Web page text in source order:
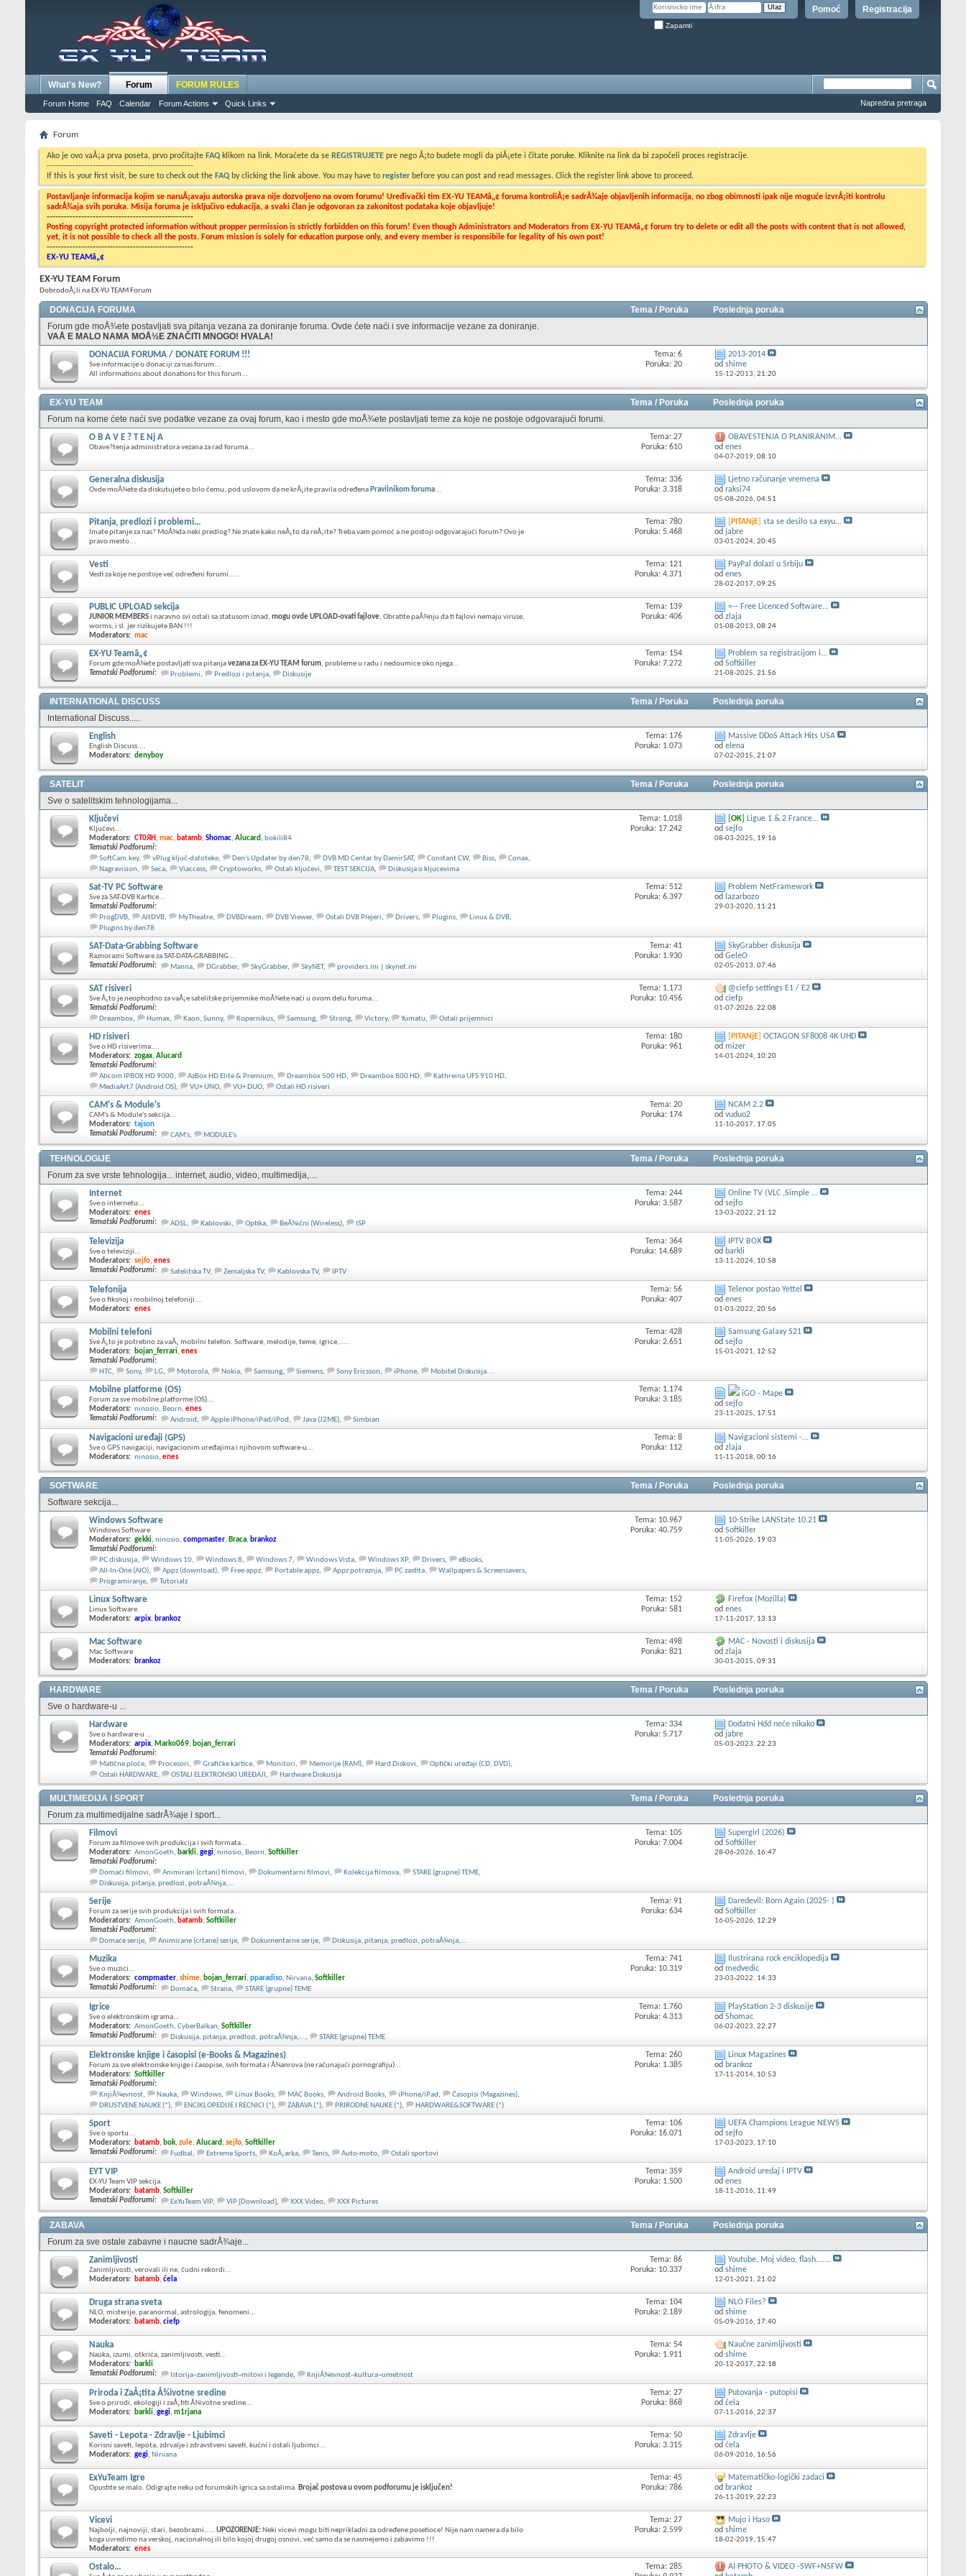
Registracija
Pomoć
Zapamti
What's New? Forum
Forum Home FAQ Calendar Forum Actions Quick Links
FORUM RULES
Napredna pretraga
Forum
Ako je ovo vaÅ¡a prva poseta, prvo pročitajte FAQ klikom na link. Moraćete da se REGISTRUJETE pre nego Å¡to budete mogli da piÅ¡ete i čitate poruke. Kliknite na link da bi započeli proces registracije.
---------------------------------------------------
If this is your first visit, be sure to check out the FAQ by clicking the link above. You may have to register before you can post and read messages. Click the register link above to proceed.
Postavljanje informacija kojim se naruÅ¡avaju autorska prava nije dozvoljeno na ovom forumu! Uređivački tim EX-YU TEAMâ„¢ foruma kontroliÅ¡e sadrÅ¾aje objavljenih informacija, no zbog obimnosti ipak nije moguće izvrÅ¡iti kontrolu
sadrÅ¾aja svih poruka. Misija foruma je isključivo edukacija, a svaki član je odgovoran za zakonitost podataka koje objavljuje!
---------------------------------------------------
Posting copyright protected information without propper permission is strictly forbidden on this forum! Even though Administrators and Moderators from EX-YU TEAMâ„¢ forum try to delete or edit all the posts with content that is not allowed,
yet, it is not possible to check all the posts. Forum mission is solely for education purpose only, and every member is responsibile for legality of his own post!
---------------------------------------------------
EX-YU TEAMâ„¢
EX-YU TEAM Forum
DobrodoÅ¡li na EX-YU TEAM Forum
DONACIJA FORUMA Tema / Poruka
Poslednja poruka
Forum gde moÅ¾ete postavljati sva pitanja vezana za doniranje foruma. Ovde ćete naći i sve informacije vezane za doniranje.
VAÅ E MALO NAMA MOÅ½E ZNAČITI MNOGO! HVALA!
DONACIJA FORUMA / DONATE FORUM !!!
Sve informacije o donaciji za nas forum...
All informations about donations for this forum...
Tema: 6
Poruka: 20
2013-2014
od shime
15-12-2013, 21:20
EX-YU TEAM Tema / Poruka
Poslednja poruka
Forum na kome ćete naći sve podatke vezane za ovaj forum, kao i mesto gde moÅ¾ete postavljati teme za koje ne postoje odgovarajući forumi.
O B A V E ? T E Nj A
Obave?tenja administratora vezana za rad foruma...
Tema: 27
Poruka: 610
OBAVESTENJA O PLANIRANIM...
od enes
04-07-2019, 08:10
Generalna diskusija
Ovde moÅ¾ete da diskutujete o bilo čemu, pod uslovom da ne krÅ¡ite pravila određena Pravilnikom foruma...
Tema: 336
Poruka: 3.318
Ljetno računanje vremena
od raksi74
05-08-2026, 04:51
Pitanja, predlozi i problemi...
Imate pitanje za nas? MoÅ¾da neki predlog? Ne znate kako neÅ¡to da reÅ¡ite? Treba vam pomoć a ne postoji odgovarajući forum? Ovo je
pravo mesto...
Tema: 780
Poruka: 5.468
PITANjE] sta se desilo sa exyu...
od jabre
03-01-2024, 20:45
Vesti
Vesti za koje ne postoje već određeni forumi.....
Tema: 121
Poruka: 4.371
PayPal dolazi u Srbiju
od enes
28-02-2017, 09:25
PUBLIC UPLOAD sekcija
JUNIOR MEMBERSi naravno svi ostali sa statusom iznad, mogu ovde UPLOAD-ovati fajlove.Obratite paÅ¾nju da ti fajlovi nemaju viruse,
worms, i sl. jer rizikujete BAN !!!
Moderators: mac
Tema: 139
Poruka: 406
=-- Free Licenced Software...
od zlaja
01-08-2013, 08:24
EX-YU Teamâ„¢
Forum gde moÅ¾ete postavljati sva pitanjavezana za EX-YU TEAM forum, probleme u radu i nedoumice oko njega...
Tematski Podforumi: Problemi, Predlozi i pitanja, Diskusije
Tema: 154
Poruka: 7.272
Problem sa registracijom i...
od Softkiller
21-08-2025, 21:56
INTERNATIONAL DISCUSS Tema / Poruka
Poslednja poruka
International Discuss.....
English
English Discuss....
Moderators: denyboy
Tema: 176
Poruka: 1.073
Massive DDoS Attack Hits USA
od elena
07-02-2015, 21:07
SATELIT Tema / Poruka
Poslednja poruka
Sve o satelitskim tehnologijama...
Ključevi
Ključevi...
Moderators: CT0ЯH , mac, batamb, Shomac, Alucard , bokili84
Tematski Podforumi:
SoftCam.key, vPlug ključ-datoteke, Den's Updater by den78, DVB MD Centar by DamirSAT, Constant CW, Biss, Conax,
Nagravision, Seca, Viaccess, Cryptoworks, Ostali ključevi, TEST SEKCIJA, Diskusija o kljucevima
Tema: 1.018
Poruka: 17.242
OK]
Ligue 1 & 2 France...
od sejfo
08-03-2025, 19:16
Sat-TV PC Software
Sve za SAT-DVB Kartice...
Tematski Podforumi:
ProgDVB, AltDVB, MyTheatre, DVBDream, DVB Viewer, Ostali DVB Plejeri, Drivers, Plugins, Linux & DVB,
Plugins by den78
Tema: 512
Poruka: 6.397
Problem NetFramework
od lazarbozo
29-03-2020, 11:21
SAT-Data-Grabbing Software
Raznorazni Software za SAT-DATA-GRABBING...
Tematski Podforumi: Manna, DGrabber, SkyGrabber, SkyNET, providers.ini | skynet.ini
Tema: 41
Poruka: 1.930
SkyGrabber diskusija
od GeleO
02-05-2013, 07:46
SAT risiveri
Sve Å¡to je neophodno za vaÅ¡e satelitske prijemnike moÅ¾ete naći u ovom delu foruma...
Tematski Podforumi:
Dreambox, Humax, Kaon, Sunny, Kopernikus, Samsung, Strong, Victory, Yumatu, Ostali prijemnici
Tema: 1.173
Poruka: 10.456
@ciefp settings E1 / E2
od ciefp
01-07-2026, 22:08
HD risiveri
Sve o HD risiverima....
Moderators: zogax, Alucard
Tematski Podforumi:
Abcom IPBOX HD 9000, AzBox HD Elite & Premium, Dreambox 500 HD, Dreambox 800 HD, Kathreina UFS 910 HD,
MediaArt7 (Android OS), VU+ UNO, VU+ DUO, Ostali HD risiveri
Tema: 180
Poruka: 961
PITANjE] OCTAGON SF8008 4K UHD
od mizer
14-01-2024, 10:20
CAM's & Module's
CAM's & Module's sekcija...
Moderators: tajson
Tematski Podforumi: CAM's, MODULE's
Tema: 20
Poruka: 174
NCAM 2.2
od vuduo2
11-10-2017, 17:05
TEHNOLOGIJE Tema / Poruka
Poslednja poruka
Forum za sve vrste tehnologija... internet, audio, video, multimedija,....
Internet
Sve o internetu...
Moderators: enes
Tematski Podforumi: ADSL, Kablovski, Optika, BeÅ¾ični (Wireless), ISP
Tema: 244
Poruka: 3.587
Online TV (VLC ,Simple ...
od sejfo
13-03-2022, 21:12
Televizija
Sve o televiziji...
Moderators: sejfo, enes
Tematski Podforumi: Satelitska TV, Zemaljska TV, Kablovska TV, IPTV
Tema: 364
Poruka: 14.689
IPTV BOX
od barkli
13-11-2024, 10:58
Telefonija
Sve o fiksnoj i mobilnoj telefoniji...
Moderators: enes
Tema: 56
Poruka: 407
Telenor postao Yettel
od enes
01-03-2022, 20:56
Mobilni telefoni
Sve Å¡to je potrebno za vaÅ¡ mobilni telefon. Software, melodije, teme, igrice,.....
Moderators: bojan_ferrari, enes
Tematski Podforumi:
HTC, Sony, LG, Motorola, Nokia, Samsung, Siemens, Sony Ericsson, iPhone, Mobitel Diskusija....
Tema: 428
Poruka: 2.651
Samsung Galaxy S21
od sejfo
15-01-2021, 12:52
Mobilne platforme (OS)
Forum za sve mobilne platforme (OS)...
Moderators: ninosio, Beorn, enes
Tematski Podforumi: Android, Apple iPhone/iPad/iPod, Java (J2ME), Simbian
Tema: 1.174
Poruka: 3.185
iGO - Mape
od sejfo
23-11-2025, 17:51
Navigacioni uređaji (GPS)
Sve o GPS navigaciji, navigacionim uređajima i njihovom software-u...
Moderators: ninosio, enes
Tema: 8
Poruka: 112
Navigacioni sistemi -...
od zlaja
11-11-2018, 00:16
SOFTWARE Tema / Poruka
Poslednja poruka
Software sekcija...
Windows Software
Windows Software
Moderators: gekki, ninosio, compmaster, Braca, brankoz
Tematski Podforumi:
PC diskusija, Windows 10, Windows 8, Windows 7, Windows Vista, Windows XP, Drivers, eBooks,
All-In-One (AIO), Appz (download), Free appz, Portable appz, Appz potraznja, PC zastita, Wallpapers & Screensavers,
Programiranje, Tutorialz
Tema: 10.967
Poruka: 40.759
10-Strike LANState 10.21
od Softkiller
11-05-2026, 19:03
Linux Software
Linux Software
Moderators: arpix, brankoz
Tema: 152
Poruka: 581
Firefox (Mozilla)
od enes
17-11-2017, 13:13
Mac Software
Mac Software
Moderators: brankoz
Tema: 498
Poruka: 821
MAC - Novosti i diskusija
od zlaja
30-01-2015, 09:31
HARDWARE Tema / Poruka
Poslednja poruka
Sve o hardware-u ...
Hardware
Sve o hardware-u ...
Moderators: arpix, Marko069, bojan_ferrari
Tematski Podforumi:
Matične ploče, Procesori, Grafičke kartice, Monitori, Memorije (RAM), Hard Diskovi, Optički uređaji (CD, DVD),
Ostali HARDWARE, OSTALI ELEKTRONSKI UREĐAJI , Hardware Diskusija
Tema: 334
Poruka: 5.717
Dodatni Hdd neće nikako
od jabre
05-03-2023, 22:23
MULTIMEDIJA i SPORT Tema / Poruka
Poslednja poruka
Forum za multimedijalne sadrÅ¾aje i sport...
Filmovi
Forum za filmove svih produkcija i svih formata...
Moderators: AmonGoeth, barkli, gegi, ninosio, Beorn, Softkiller
Tematski Podforumi:
Domaći filmovi, Animirani (crtani) filmovi, Dokumentarni filmovi, Kolekcija filmova, STARE (grupne) TEME,
Diskusija, pitanja, predlozi, potraÅ¾nja,...
Tema: 105
Poruka: 7.004
Supergirl (2026)
od Softkiller
28-06-2026, 16:47
Serije
Forum za serije svih produkcija i svih formata...
Moderators: AmonGoeth, batamb, Softkiller
Tematski Podforumi:
Domaće serije, Animirane (crtane) serije, Dokumentarne serije, Diskusija, pitanja, predlozi, potraÅ¾nja,...
Tema: 91
Poruka: 634
Daredevil: Born Again (2025- )
od Softkiller
16-05-2026, 12:29
Muzika
Sve o muzici...
Moderators: compmaster, shime, bojan_ferrari, pparadiso, Nirvana, Softkiller
Tematski Podforumi: Domaća, Strana, STARE (grupne) TEME
Tema: 741
Poruka: 10.319
Ilustrirana rock enciklopedija
od medvedic
23-03-2022, 14:33
Igrice
Sve o elektronskim igrama...
Moderators: AmonGoeth, CyberBalkan, Softkiller
Tematski Podforumi: Diskusija, pitanja, predlozi, potraÅ¾nja,..., STARE (grupne) TEME
Tema: 1.760
Poruka: 4.313
PlayStation 2-3 diskusije
od Shomac
06-02-2023, 22:27
Elektronske knjige i časopisi (e-Books & Magazines)
Forum za sve elektronske knjige i časopise, svih formata i Å¾anrova (ne računajući pornografiju)...
Moderators: Softkiller
Tematski Podforumi:
KnjiÅ¾evnost, Nauka, Windows, Linux Books, MAC Books, Android Books, iPhone/iPad , Časopisi (Magazines),
DRUSTVENE NAUKE (*), ENCIKLOPEDIJE I RECNICI (*), ZABAVA (*), PRIRODNE NAUKE (*), HARDWARE&SOFTWARE (*)
Tema: 260
Poruka: 1.385
Linux Magazines
od brankoz
17-11-2014, 10:53
Sport
Sve o sportu...
Moderators: batamb, bok, zule, Alucard , sejfo, Softkiller
Tematski Podforumi: Fudbal , Extreme Sports, KoÅ¡arka, Tenis, Auto-moto, Ostali sportovi
Tema: 106
Poruka: 16.071
UEFA Champions League NEWS
od sejfo
17-03-2023, 17:10
EYT VIP
EX-YU Team VIP sekcija.
Moderators: batamb, Softkiller
Tematski Podforumi: ExYuTeam VIP, VIP [Download], XXX Video, XXX Pictures
Tema: 359
Poruka: 1.500
Android uredaj i IPTV
od enes
18-11-2016, 11:49
ZABAVA Tema / Poruka
Poslednja poruka
Forum za sve ostale zabavne i naucne sadrÅ¾aje...
Zanimljivosti
Zanimljivosti, verovali ili ne, čudni rekordi...
Moderators: batamb, ćela
Tema: 86
Poruka: 10.337
Youtube, Moj video, flash.......
od shime
12-01-2021, 21:02
Druga strana sveta
NLO, misterije, paranormal, astrologija, fenomeni...
Moderators: batamb, ciefp
Tema: 104
Poruka: 2.189
NLO Files?
od shime
05-09-2016, 17:40
Nauka
Nauka, izumi, otkrića, zanimljivosti, vesti...
Moderators: barkli
Tematski Podforumi: Istorija~zanimljivosti~mitovi i legende, KnjiÅ¾evnost~kultura~umetnost
Tema: 54
Poruka: 1.911
Naučne zanimljivosti
od shime
20-12-2017, 22:18
Priroda i ZaÅ¡tita Å¾ivotne sredine
Sve o prirodi, ekologiji i zaÅ¡titi Å¾ivotne sredine...
Moderators: barkli, gegi, m1rjana
Tema: 27
Poruka: 868
Putovanja - putopisi
od ćela
07-11-2016, 22:37
Saveti - Lepota - Zdravlje - Ljubimci
Korisni saveti, lepota, zdrvalje i zdravstveni saveti, kućni i ostali ljubimci...
Moderators: gegi, Nirvana
Tema: 50
Poruka: 3.315
Zdravlje
od ćela
06-09-2016, 16:56
ExYuTeam Igre
Opustite se malo. Odigrajte neku od forumskih igrica sa ostalima. Brojač postova u ovom podforumu je isključen!
Tema: 45
Poruka: 786
Matematičko-logički zadaci
od brankoz
26-11-2019, 22:23
Vicevi
Najbolji, najnoviji, stari, bezobrazni,.... UPOZORENJE: Neki vicevi mogu biti neprikladni za određene posetioce! Nije nam namera da bilo
koga uvredimo na verskoj, nacionalnoj ili bilo kojoj drugoj osnovi, već samo da se nasmejemo i zabavimo !!!
Moderators: enes
Tema: 27
Poruka: 2.599
Mujo i Haso
od shime
18-02-2019, 15:47
Ostalo...
Tema: 285
AI PHOTO & VIDEO -SWF+NSFW